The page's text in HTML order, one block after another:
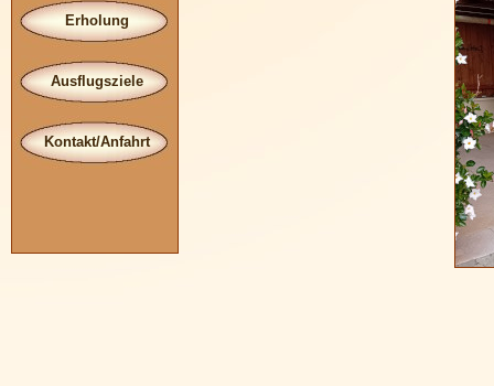
Erholung
Ausflugsziele
Kontakt/Anfahrt